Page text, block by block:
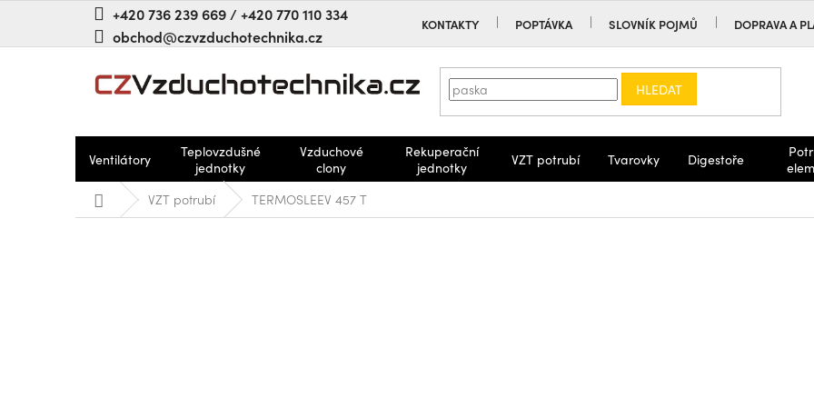
+420 736 239 669 / +420 770 110 334
obchod@czvzduchotechnika.cz
KONTAKTY POPTÁVKA SLOVNÍK POJMŮ DOPRAVA A
HLEDAT
Ventilátory
Teplovzdušné
jednotky
Vzduchové
clony
Rekuperační
jednotky
VZT potrubí Tvarovky Digestoře
Domů VZT potrubí TERMOSLEEV 457 T